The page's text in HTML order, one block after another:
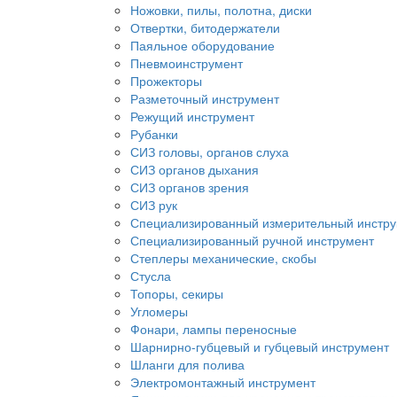
Ножовки, пилы, полотна, диски
Отвертки, битодержатели
Паяльное оборудование
Пневмоинструмент
Прожекторы
Разметочный инструмент
Режущий инструмент
Рубанки
СИЗ головы, органов слуха
СИЗ органов дыхания
СИЗ органов зрения
СИЗ рук
Специализированный измерительный
Специализированный ручной инструмент
Степлеры механические, скобы
Стусла
Топоры, секиры
Угломеры
Фонари, лампы переносные
Шарнирно-губцевый и губцевый инструмент
Шланги для полива
Электромонтажный инструмент